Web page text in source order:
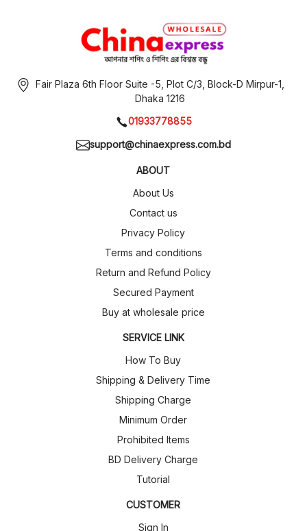
Fair Plaza 6th Floor Suite -5, Plot C/3, Block-D Mirpur-1,
Dhaka 1216
01933778855
support@chinaexpress.com.bd
ABOUT
About Us
Contact us
Privacy Policy
Terms and conditions
Return and Refund Policy
Secured Payment
Buy at wholesale price
SERVICE LINK
How To Buy
Shipping & Delivery Time
Shipping Charge
Minimum Order
Prohibited Items
BD Delivery Charge
Tutorial
CUSTOMER
Sign In